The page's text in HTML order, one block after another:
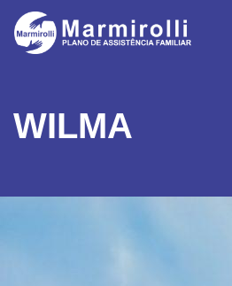
WILMA